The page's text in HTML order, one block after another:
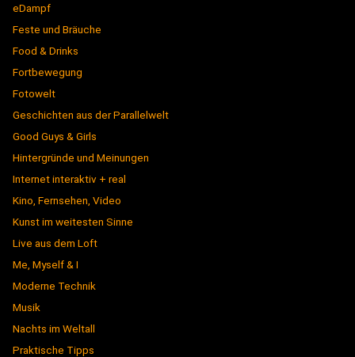
eDampf
Feste und Bräuche
Food & Drinks
Fortbewegung
Fotowelt
Geschichten aus der Parallelwelt
Good Guys & Girls
Hintergründe und Meinungen
Internet interaktiv + real
Kino, Fernsehen, Video
Kunst im weitesten Sinne
Live aus dem Loft
Me, Myself & I
Moderne Technik
Musik
Nachts im Weltall
Praktische Tipps